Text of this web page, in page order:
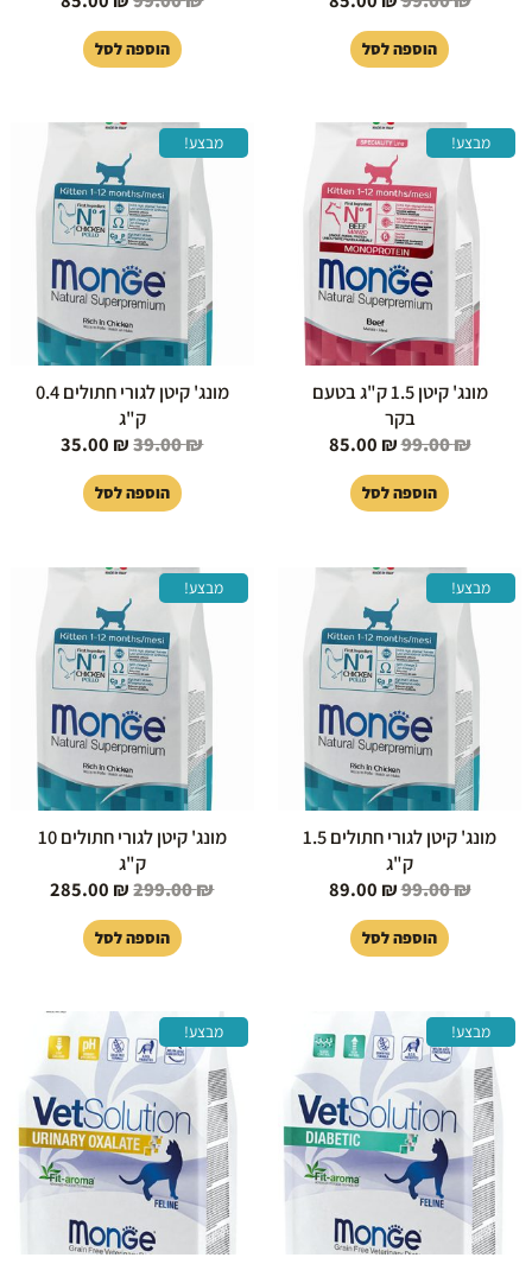
הוספה לסל הוספה לסל
מבצע!
מונג' קיטן 1.5 ק"ג בטעם
בקר
99.00₪
המחיר
המקורי
היה:
99.00 ₪.
85.00 ₪
הוא:
85.00 ₪.
הוספה לסל
מבצע!
מונג' קיטן לגורי חתולים 0.4
ק"ג
39.00₪
המחיר
המקורי
היה:
39.00 ₪.
35.00 ₪
הוא:
35.00 ₪.
הוספה לסל
מבצע!
מונג' קיטן לגורי חתולים 1.5
ק"ג
99.00₪
המחיר
המקורי
היה:
99.00 ₪.
89.00 ₪
הוא:
89.00 ₪.
הוספה לסל
מבצע!
מונג' קיטן לגורי חתולים 10
ק"ג
299.00₪
המחיר
המקורי
היה:
299.00 ₪.
285.00 ₪
₪.
הוספה לסל
מבצע!
המחיר
המקורי
היה:
139.00 ₪.
הנוכחי
הוא:
125.00 ₪.
מבצע!
המחיר
המקורי
היה:
119.00 ₪.
המחיר
הנוכחי
הוא:
₪.